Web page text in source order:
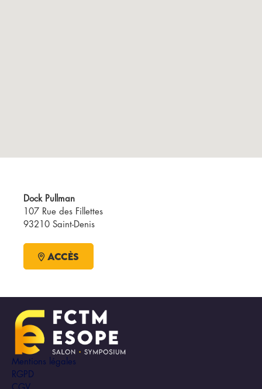
Dock Pullman
107 Rue des Fillettes
93210 Saint-Denis
Accès
Mentions légales
RGPD